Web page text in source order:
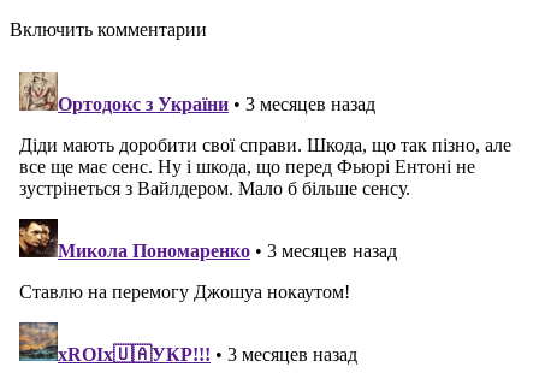
Включить комментарии